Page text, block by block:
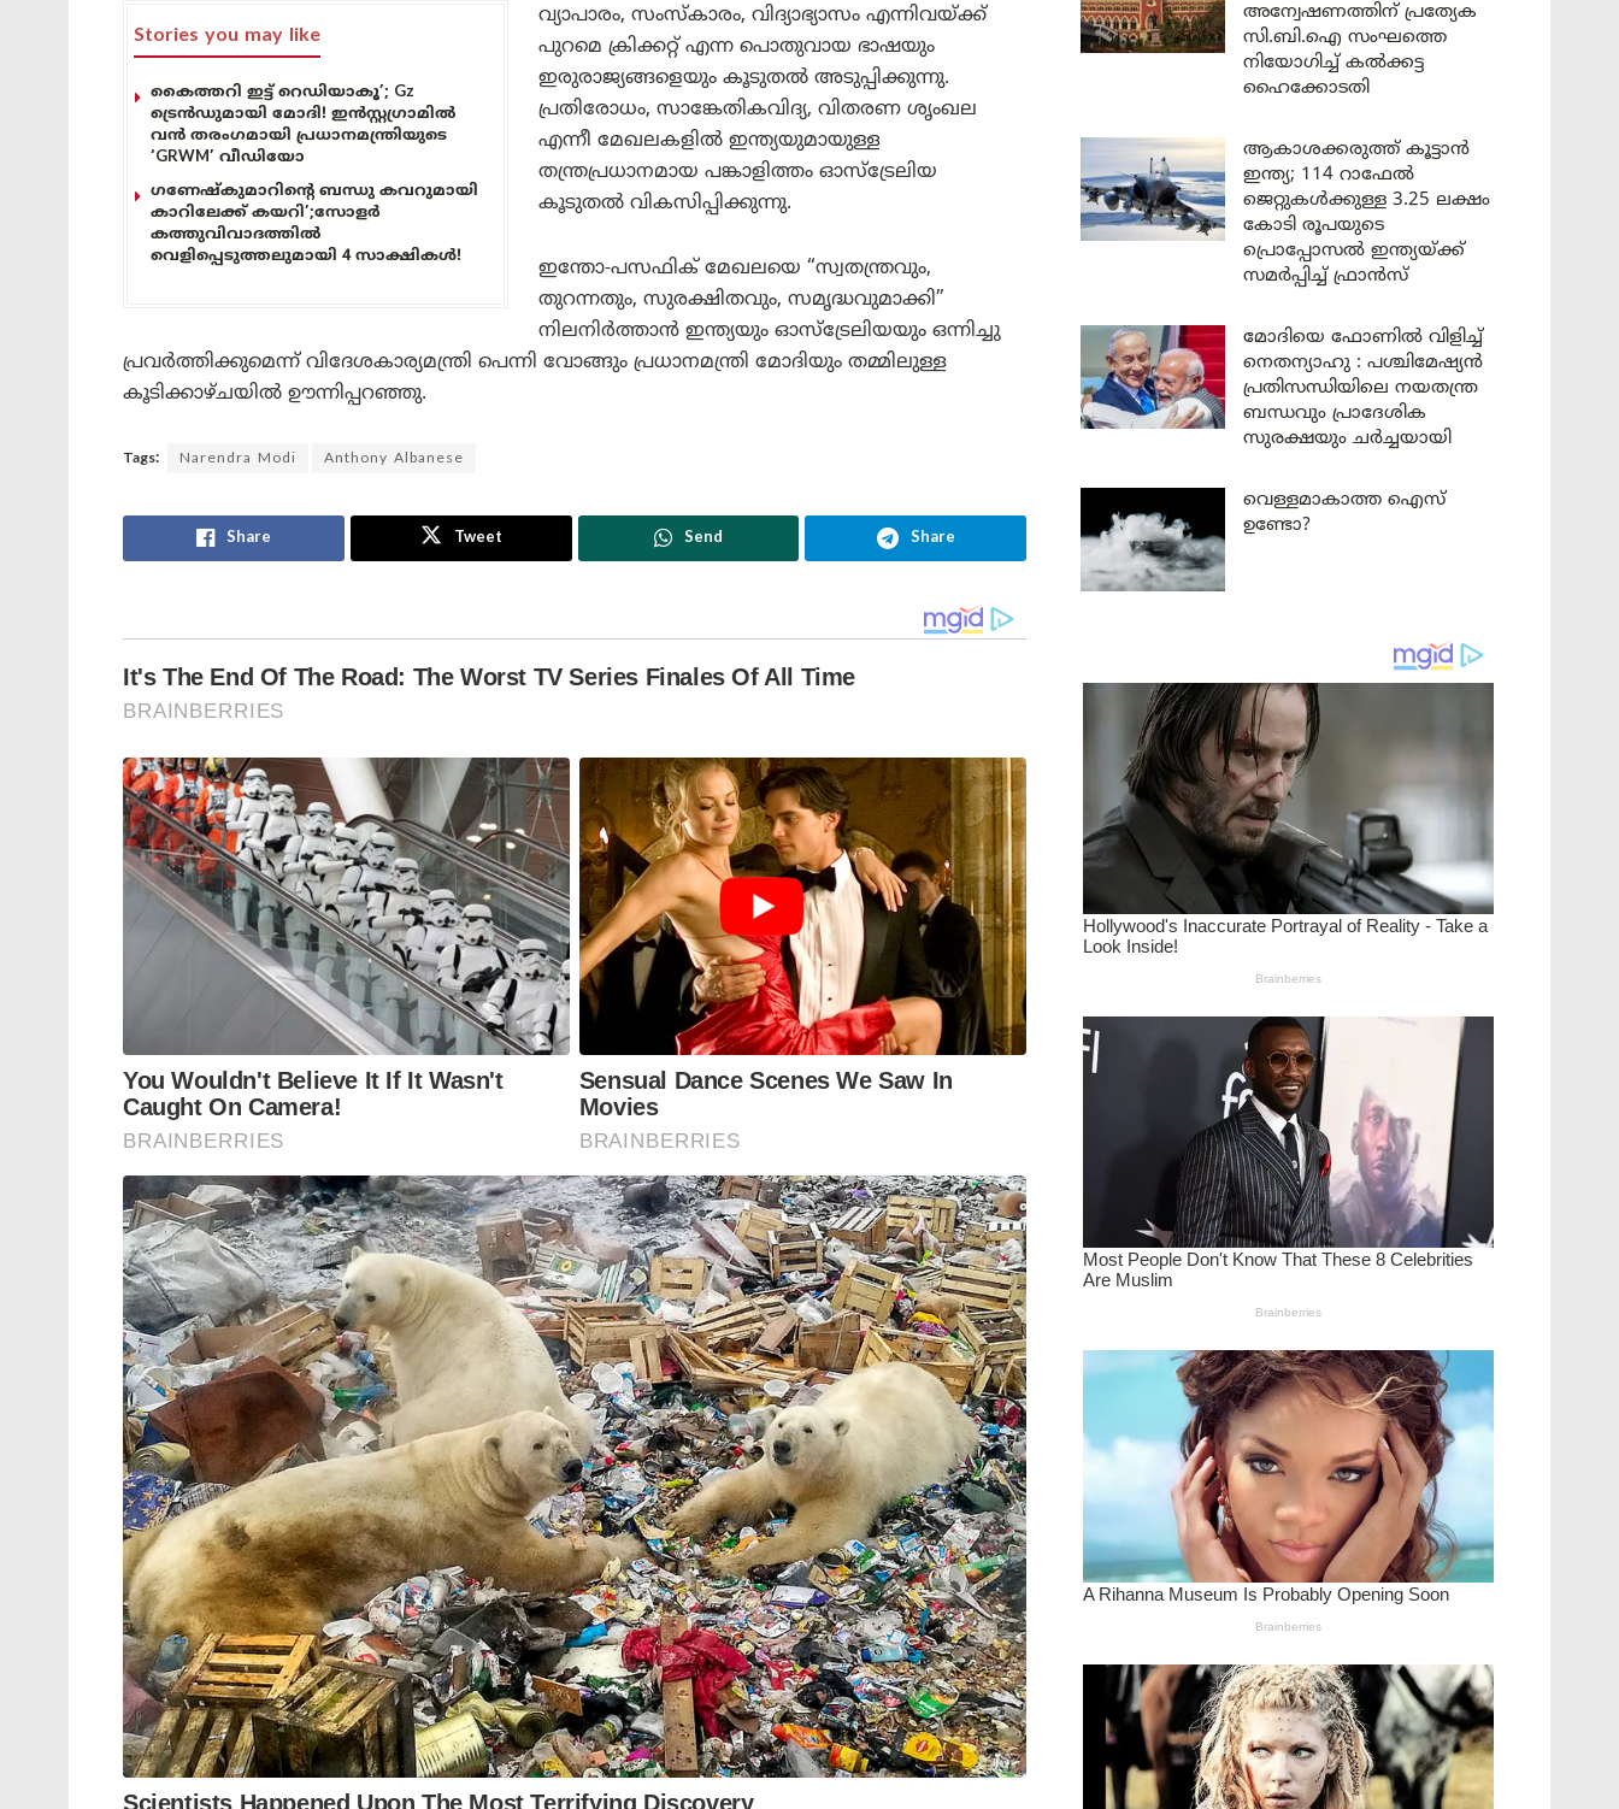
Stories you may like
കൈത്തറി ഇട്ട് റെഡിയാകൂ’; Gz
ട്രെൻഡുമായി മോദി! ഇൻസ്റ്റഗ്രാമിൽ
വൻ തരംഗമായി പ്രധാനമന്ത്രിയുടെ
‘GRWM’ വീഡിയോ
ഗണേഷ്കുമാറിന്റെ ബന്ധു കവറുമായി
കാറിലേക്ക് കയറി’;സോളർ
കത്തുവിവാദത്തിൽ
വെളിപ്പെടുത്തലുമായി 4 സാക്ഷികൾ!
വ്യാപാരം, സംസ്കാരം, വിദ്യാഭ്യാസം എന്നിവയ്ക്ക്
പുറമെ ക്രിക്കറ്റ് എന്ന പൊതുവായ ഭാഷയും
ഇരുരാജ്യങ്ങളെയും കൂടുതൽ അടുപ്പിക്കുന്നു.
പ്രതിരോധം, സാങ്കേതികവിദ്യ, വിതരണ ശൃംഖല
എന്നീ മേഖലകളിൽ ഇന്ത്യയുമായുള്ള
തന്ത്രപ്രധാനമായ പങ്കാളിത്തം ഓസ്ട്രേലിയ
കൂടുതൽ വികസിപ്പിക്കുന്നു.
ഇന്തോ-പസഫിക് മേഖലയെ “സ്വതന്ത്രവും,
തുറന്നതും, സുരക്ഷിതവും, സമൃദ്ധവുമാക്കി”
നിലനിർത്താൻ ഇന്ത്യയും ഓസ്ട്രേലിയയും ഒന്നിച്ചു
പ്രവർത്തിക്കുമെന്ന് വിദേശകാര്യമന്ത്രി പെന്നി വോങ്ങും പ്രധാനമന്ത്രി മോദിയും തമ്മിലുള്ള
കൂടിക്കാഴ്ചയിൽ ഊന്നിപ്പറഞ്ഞു.
Tags: Narendra Modi Anthony Albanese
Share Tweet Send Share
അന്വേഷണത്തിന് പ്രത്യേക
സി.ബി.ഐ സംഘത്തെ
നിയോഗിച്ച് കൽക്കട്ട
ഹൈക്കോടതി
ആകാശക്കരുത്ത് കൂട്ടാൻ
ഇന്ത്യ; 114 റാഫേൽ
ജെറ്റുകൾക്കുള്ള 3.25 ലക്ഷം
കോടി രൂപയുടെ
പ്രൊപ്പോസൽ ഇന്ത്യയ്ക്ക്
സമർപ്പിച്ച് ഫ്രാൻസ്
മോദിയെ ഫോണിൽ വിളിച്ച്
നെതന്യാഹു : പശ്ചിമേഷ്യൻ
പ്രതിസന്ധിയിലെ നയതന്ത്ര
ബന്ധവും പ്രാദേശിക
സുരക്ഷയും ചർച്ചയായി
വെള്ളമാകാത്ത ഐസ്
ഉണ്ടോ?